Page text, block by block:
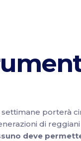
settimane porterà
di
deve